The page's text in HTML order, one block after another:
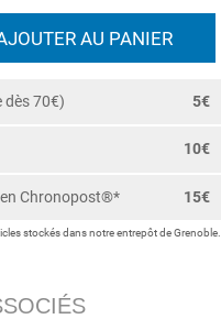
AU PANIER
70€) 5€
10€
en Chronopost®* 15€
stockés dans notre entrepôt de Grenoble.